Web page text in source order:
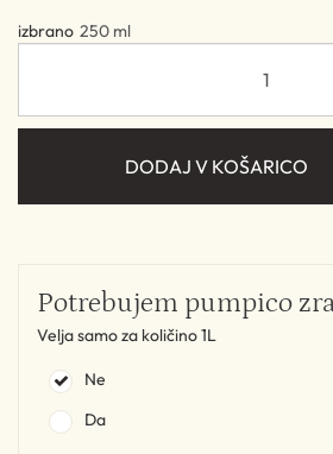
izbrano 250 ml
DODAJ V KOŠARICO
Potrebujem pumpico
Velja samo za količino 1L
Ne
Da